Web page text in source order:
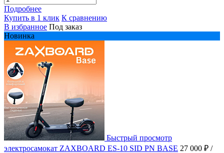
Подробнее
Купить в 1 клик К сравнению
В избранное Под заказ
Новинка
Быстрый просмотр
электросамокат ZAXBOARD ES-10 SID PN BASE 27 000 ₽ /